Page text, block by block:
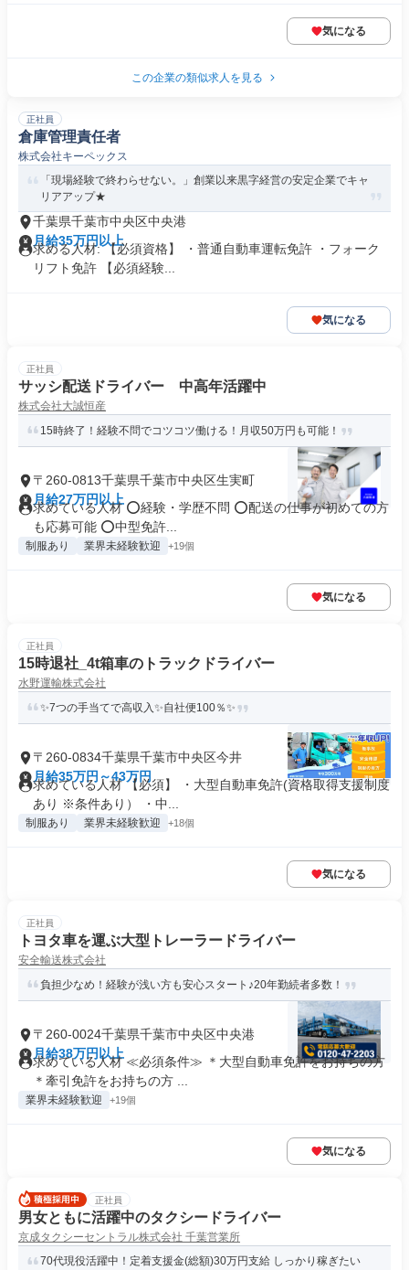
気になる
この企業の類似求人を見る
正社員
倉庫管理責任者
株式会社キーペックス
「現場経験で終わらせない。」創業以来黒字経営の安定企業でキャ
リアアップ★
千葉県千葉市中央区中央港
月給35万円以上
求める人材: 【必須資格】 ・普通自動車運転免許 ・フォーク
リフト免許 【必須経験...
気になる
正社員
サッシ配送ドライバー 中高年活躍中
株式会社大誠恒産
15時終了！経験不問でコツコツ働ける！月収50万円も可能！
〒260-0813千葉県千葉市中央区生実町
月給27万円以上
求めている人材 ⭕️経験・学歴不問 ⭕️配送の仕事が初めての方
も応募可能 ⭕️中型免許...
制服あり 業界未経験歓迎 +19個
気になる
正社員
15時退社_4t箱車のトラックドライバー
水野運輸株式会社
✨7つの手当てで高収入✨自社便100％✨
〒260-0834千葉県千葉市中央区今井
月給35万円～43万円
求めている人材 【必須】 ・大型自動車免許(資格取得支援制度
あり ※条件あり） ・中...
制服あり 業界未経験歓迎 +18個
気になる
正社員
トヨタ車を運ぶ大型トレーラードライバー
安全輸送株式会社
負担少なめ！経験が浅い方も安心スタート♪20年勤続者多数！
〒260-0024千葉県千葉市中央区中央港
月給38万円以上
求めている人材 ≪必須条件≫ ＊大型自動車免許をお持ちの方
＊牽引免許をお持ちの方 ...
業界未経験歓迎 +19個
気になる
正社員
男女ともに活躍中のタクシードライバー
京成タクシーセントラル株式会社 千葉営業所
70代現役活躍中！定着支援金(総額)30万円支給 しっかり稼ぎたい